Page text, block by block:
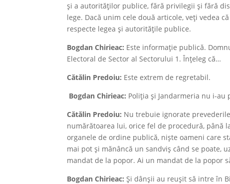
și a autorităților publice, fără privilegii și fără
lege. Dacă unim cele două articole, veți vedea
respecte legea și autoritățile publice.
Bogdan Chirieac: Este informație publică.
Electoral de Sector al Sectorului 1. Înțeleg că…
Cătălin Predoiu: Este extrem de regretabil.
Bogdan Chirieac: Poliția și Jandarmeria nu i-au
Cătălin Predoiu: Nu trebuie ignorate
numărătoarea lui, orice fel de procedură, până
organele de ordine publică, niște oameni care
mai pot și mănâncă un sandviș când se poate,
mandat de la popor. Ai un mandat de la popor
Bogdan Chirieac: Şi dânşii au reușit să intre în